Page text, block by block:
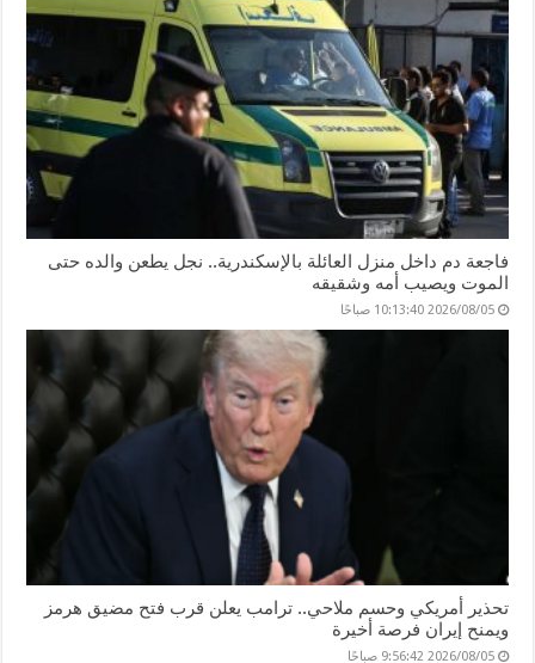
فاجعة دم داخل منزل العائلة بالإسكندرية.. نجل يطعن والده حتى
الموت ويصيب أمه وشقيقه
2026/08/05 10:13:40 صباحًا
تحذير أمريكي وحسم ملاحي.. ترامب يعلن قرب فتح مضيق هرمز
ويمنح إيران فرصة أخيرة
2026/08/05 9:56:42 صباحًا